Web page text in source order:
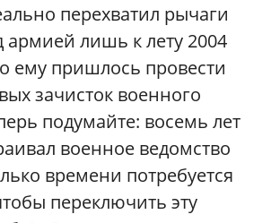
перехватил рычаги
армией лишь к лету 2004
ему пришлось провести
зачисток военного
подумайте: восемь лет
военное ведомство
времени потребуется
переключить эту